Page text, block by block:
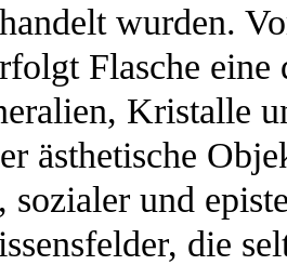
wurden.
Flasche
Kristalle
ästhetische
sozialer und
die